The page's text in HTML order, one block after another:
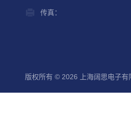
传真：
版权所有 © 2026 上海阔思电子